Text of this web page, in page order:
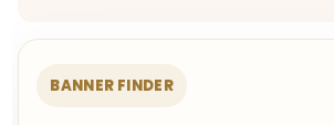
BANNER FINDER